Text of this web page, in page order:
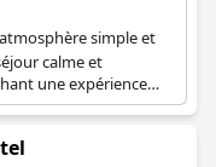
simple et
calme et
une expérience